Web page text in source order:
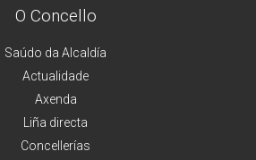
O Concello
Saúdo da Alcaldía
Actualidade
Axenda
Liña directa
Concellerías